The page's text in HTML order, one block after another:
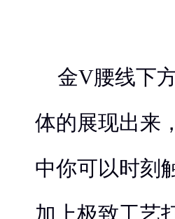
金V腰线下
体的展现出来
中你可以时刻
加上极致工艺